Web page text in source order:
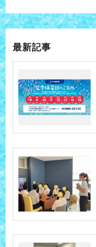
最新記事